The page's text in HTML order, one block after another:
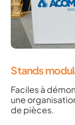
Stands
Faciles à
une
de pièces.